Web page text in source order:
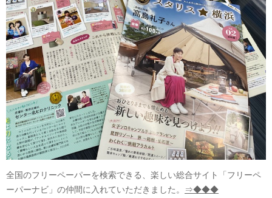
全国のフリーペーパーを検索できる、楽しい総合サイト「フリーペ
ーパーナビ」の仲間に入れていただきました。
⇒◆◆◆